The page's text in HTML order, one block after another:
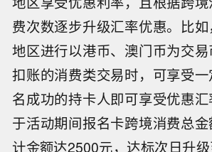
费次数逐步升级汇率优惠。比
地区进行以港币、澳门币为交
扣账的消费类交易时，可享受
名成功的持卡人即可享受优惠
于活动期间报名卡跨境消费总
计金额达2500元，达标次日升